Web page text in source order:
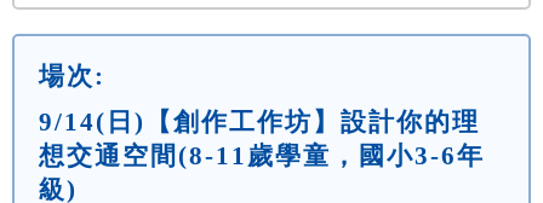
場次:
9/14(日)【創作工作坊】設計你的理
想交通空間(8-11歲學童，國小3-6年
級)